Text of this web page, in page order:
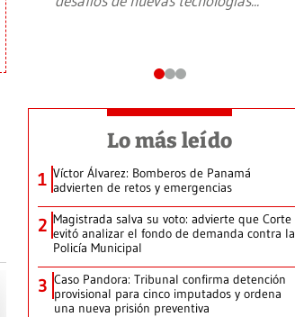
Lo más leído
1 Víctor Álvarez: Bomberos de Panamá
advierten de retos y emergencias
2 Magistrada salva su voto: advierte que Corte
evitó analizar el fondo de demanda contra la
Policía Municipal
3 Caso Pandora: Tribunal confirma detención
provisional para cinco imputados y ordena
una nueva prisión preventiva